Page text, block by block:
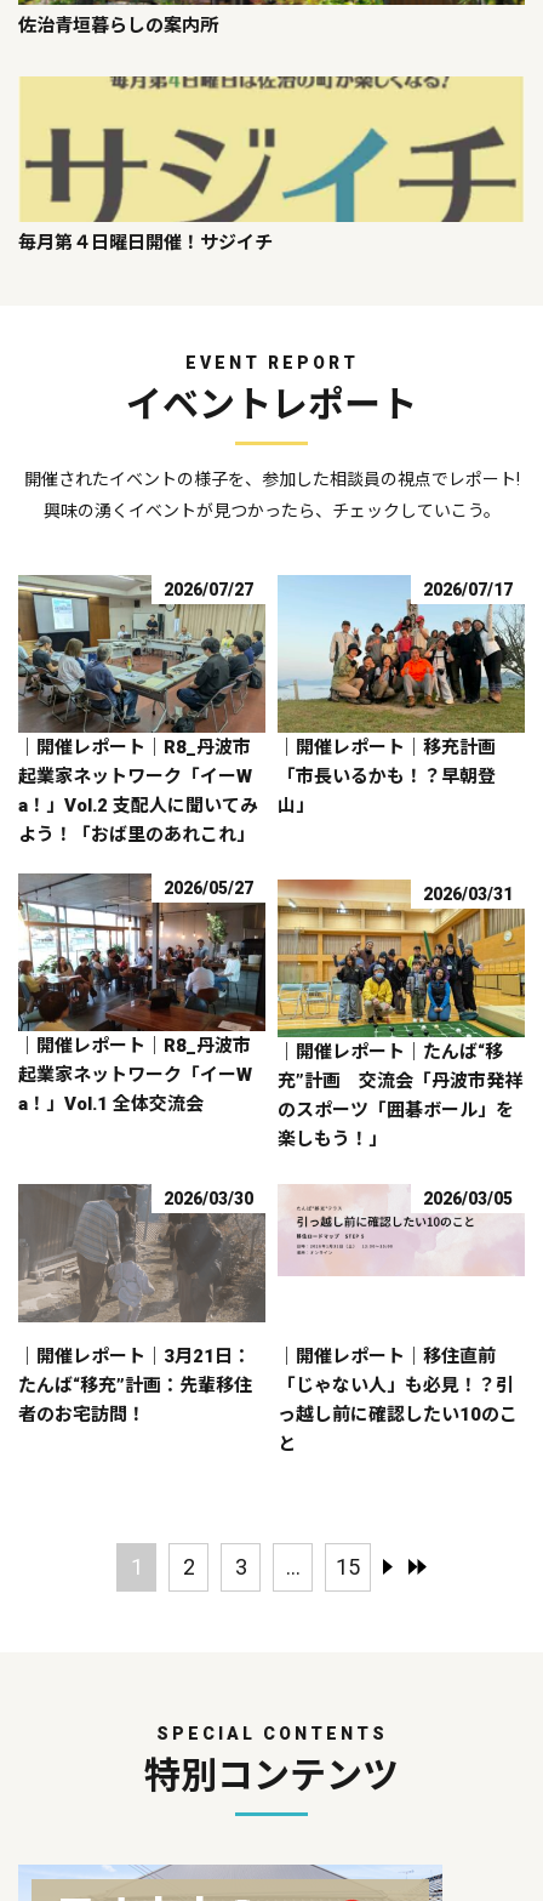
佐治青垣暮らしの案内所
毎月第４日曜日開催！サジイチ
EVENT REPORT
イベントレポート
開催されたイベントの様子を、参加した相談員の視点でレポート!
興味の湧くイベントが見つかったら、チェックしていこう。
2026/07/27
｜開催レポート｜R8_丹波市
起業家ネットワーク「イーW
a！」Vol.2 支配人に聞いてみ
よう！「おば里のあれこれ」
2026/07/17
｜開催レポート｜移充計画
「市長いるかも！？早朝登
山」
2026/05/27
｜開催レポート｜R8_丹波市
起業家ネットワーク「イーW
a！」Vol.1 全体交流会
2026/03/31
｜開催レポート｜たんば“移
充”計画 交流会「丹波市発祥
のスポーツ「囲碁ボール」を
楽しもう！」
2026/03/30
｜開催レポート｜3月21日：
たんば“移充”計画：先輩移住
者のお宅訪問！
2026/03/05
｜開催レポート｜移住直前
「じゃない人」も必見！？引
っ越し前に確認したい10のこ
と
1 2 3 ... 15
SPECIAL CONTENTS
特別コンテンツ